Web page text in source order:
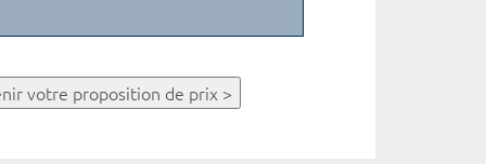
votre proposition de prix >